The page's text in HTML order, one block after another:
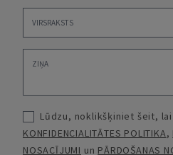
Lūdzu, noklikšķiniet šeit,
KONFIDENCIALITĀTES POLITIKA,
NOSACĪJUMI un PĀRDOŠANAS